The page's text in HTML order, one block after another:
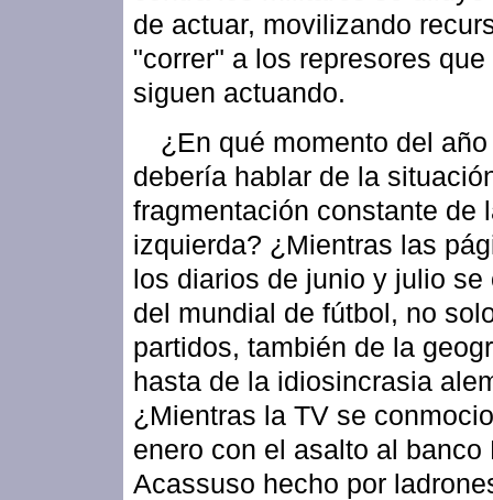
de actuar, movilizando
"correr" a los represores que
siguen actuando.
¿En qué momento del
debería hablar de la
fragmentación constante de
izquierda? ¿Mientras las
los diarios de junio y julio se
del mundial de fútbol, no
partidos, también de la
hasta de la idiosincrasia
¿Mientras la TV se
enero con el asalto al banco
Acassuso hecho por